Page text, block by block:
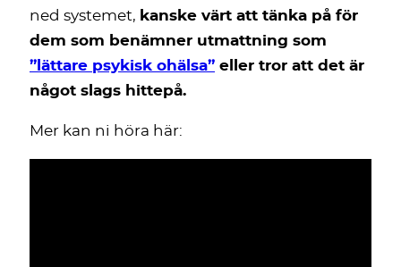
ned systemet, kanske värt att tänka på för
dem som benämner utmattning som
”lättare psykisk ohälsa” eller tror att det är
något slags hittepå.
Mer kan ni höra här: